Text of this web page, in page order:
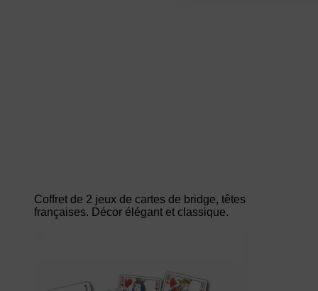
Coffret de 2 jeux de cartes de bridge, têtes
françaises. Décor élégant et classique.